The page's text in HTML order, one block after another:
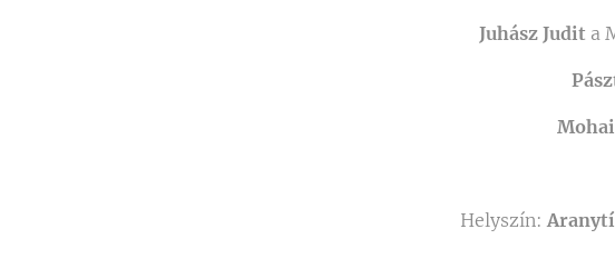
Juhász Judit a
Helyszín: